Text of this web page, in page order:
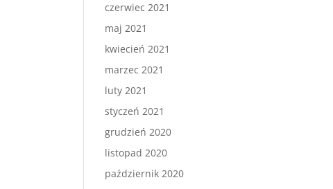
czerwiec 2021
maj 2021
kwiecień 2021
marzec 2021
luty 2021
styczeń 2021
grudzień 2020
listopad 2020
październik 2020